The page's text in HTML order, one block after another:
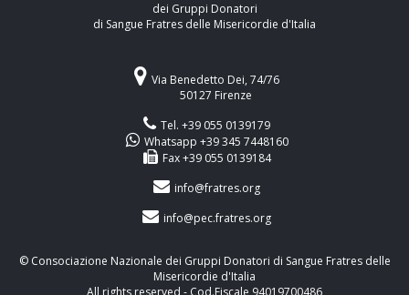
dei Gruppi Donatori
di Sangue Fratres delle Misericordie d'Italia
Via Benedetto Dei, 74/76
50127 Firenze
Tel. +39 055 0139179
Whatsapp +39 345 7448160
Fax +39 055 0139184
info@fratres.org
info@pec.fratres.org
© Consociazione Nazionale dei Gruppi Donatori di Sangue Fratres delle
Misericordie d'Italia
All rights reserved - Cod.Fiscale 94019700486